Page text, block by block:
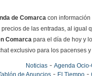
de Comarcacon información
de las entradas, al igual
Comarca para el día de hoy y
exclusivo para los pacenses
Noticias- Agenda Ocio-
de Anuncios- El Tiempo-